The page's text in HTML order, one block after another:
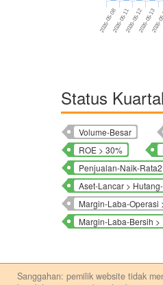
2026-05-082026-05-112026-05-122026-05-13
Status
Volume-Besar
ROE > 30%
Penjualan-Naik-
Aset-Lancar >
Margin-Laba-Operasi
Margin-Laba-Bersih >
Sanggahan: pemilik website tidak